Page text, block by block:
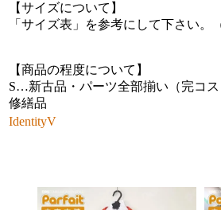
【サイズについて】
「サイズ表」を参考にして下さい。
【商品の程度について】
S…新古品・パーツ全部揃い（完
修繕品
IdentityV